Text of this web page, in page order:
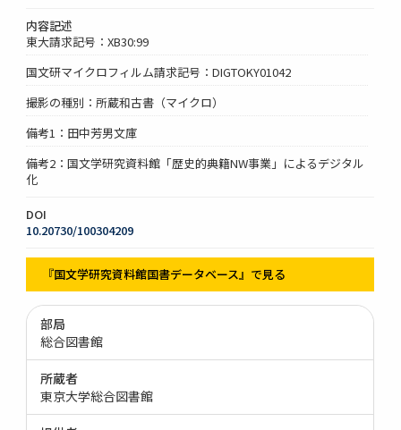
内容記述
東大請求記号：XB30:99
国文研マイクロフィルム請求記号：DIGTOKY01042
撮影の種別：所蔵和古書（マイクロ）
備考1：田中芳男文庫
備考2：国文学研究資料館「歴史的典籍NW事業」によるデジタル
化
DOI
10.20730/100304209
『国文学研究資料館国書データベース』で見る
部局
総合図書館
所蔵者
東京大学総合図書館